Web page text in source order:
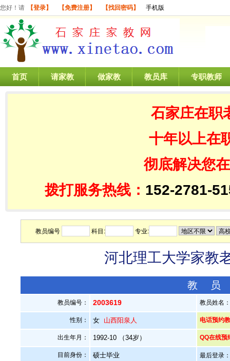
您好！请 【登录】 【免费注册】 【找回密码】 手机版
首页 请家教 做家教 教员库 专职教师
石家庄在职
十年以上在
彻底解决您
拨打服务热线： 152-2781-
教员编号 科目: 专业:
河北理工大学家教
教
教员编号： 2003619 教员姓名
性别： 女 山西阳泉人 电话预约
出生年月： 1992-10 （34岁） QQ在线预
目前身份： 硕士毕业 最后登录